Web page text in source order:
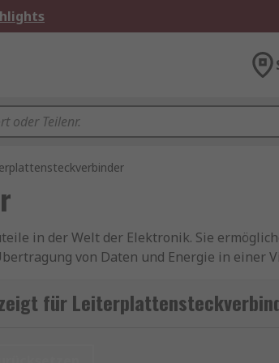
in der Welt der Elektronik. Sie
von Daten und Energie in einer
und sind von entscheidender
und Installation können
für